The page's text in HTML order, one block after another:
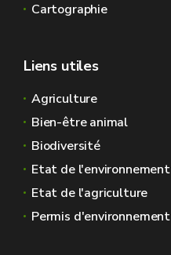
Cartographie
Liens utiles
Agriculture
Bien-être animal
Biodiversité
Etat de l'environnement
Etat de l'agriculture
Permis d'environnement